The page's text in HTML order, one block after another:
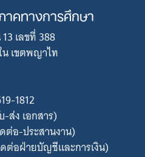
คทางการศึกษา
เลขที่ 388
เขตพญาไท
1812
-ส่ง เอกสาร)
ต่อ-ประสานงาน)
ต่อฝ่ายบัญชีและการเงิน)